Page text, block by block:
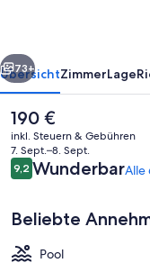
Weiter
73+
ÜbersichtZimmerLage
Der
aktuelle
Preis
beträgt
190 €.
190 €
inkl. Steuern & Gebühren
7. Sept.–8. Sept.
Bewertungen
9,29,2 von 10.
WunderbarAlle
Beliebte
Pool